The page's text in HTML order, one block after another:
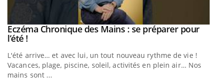
Youtube
Eczéma Chronique des Mains : se préparer pour
l’été !Youtube
L'été arrive… et avec lui, un tout nouveau rythme de vie !
Vacances, plage, piscine, soleil, activités en plein air… Nos
mains sont ...